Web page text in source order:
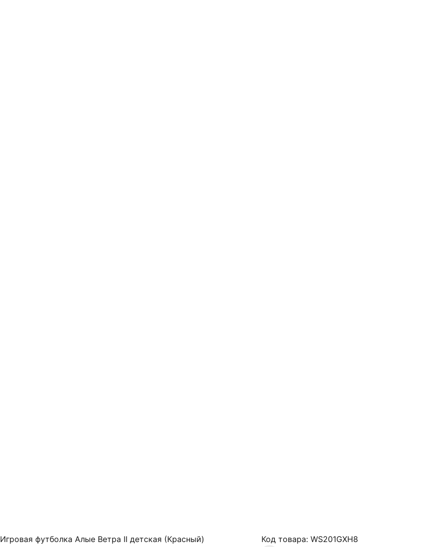
Игровая футболка Алые Ветра II детская (Красный) Код товара: WS201GXH8